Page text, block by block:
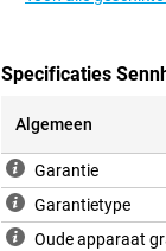
Specificaties
Algemeen
Garantie
Garantietype
Oude apparaat